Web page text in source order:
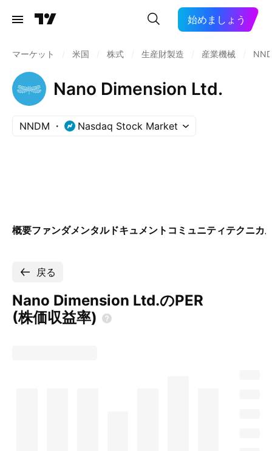
始めましょう
マーケット 米国 株式 生産財製造 産業機械
Nano Dimension Ltd.
NNDM Nasdaq Stock Market
概要ファンダメンタルドキュメント コミュニティテクニカ
戻る
Nano Dimension Ltd.のPER
(株価収益率)